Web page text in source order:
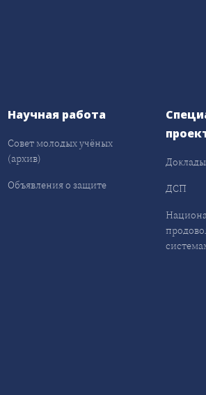
Научная работа
Совет молодых учёных
(архив)
Объявления о защите
Доклады
ДСП